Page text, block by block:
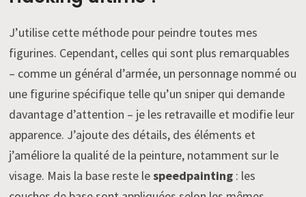
J’utilise cette méthode pour peindre toutes mes
figurines. Cependant, celles qui sont plus remarquables
– comme un général d’armée, un personnage nommé ou
une figurine spécifique telle qu’un sniper qui demande
davantage d’attention – je les retravaille et modifie leur
apparence. J’ajoute des détails, des éléments et
j’améliore la qualité de la peinture, notamment sur le
visage. Mais la base reste lespeedpainting : les